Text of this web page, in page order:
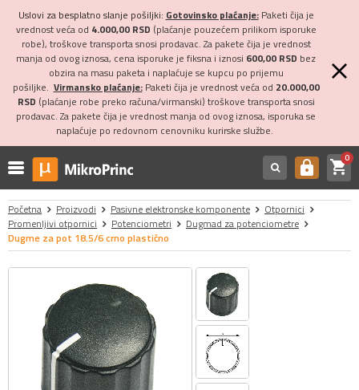
Uslovi za besplatno slanje pošiljki: Gotovinsko plaćanje:Paketi čija je
vrednost veća od 4.000,00 RSD (plaćanje pouzećem prilikom isporuke
robe), troškove transporta snosi prodavac. Za pakete čija je vrednost
manja od ovog iznosa, cena isporuke je fiksna i iznosi 600,00 RSD bez
obzira na masu paketa i naplaćuje se kupcu po prijemu
pošiljke. Virmansko plaćanje:Paketi čija je vrednost veća od 20.000,00
RSD (plaćanje robe preko računa/virmanski) troškove transporta snosi
prodavac. Za pakete čija je vrednost manja od ovog iznosa, isporuka se
naplaćuje po redovnom cenovniku kurirske službe.
https shopping_cart0
Početna Proizvodi Pasivne elektronske komponente
Otpornici
Promenljivi otpornici
Potenciometri
Dugmad za potenciometre
Dugme za pot 18.5/6 crno plastično